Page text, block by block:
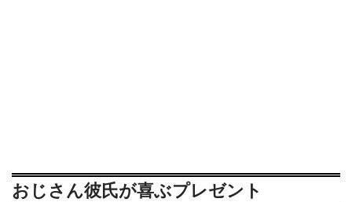
おじさん彼氏が喜ぶプレゼント